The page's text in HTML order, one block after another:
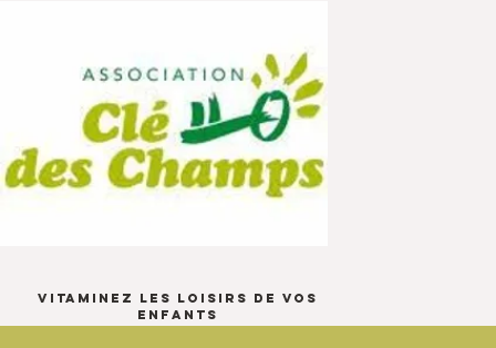
Vitaminez les loisirs de vos
enfants